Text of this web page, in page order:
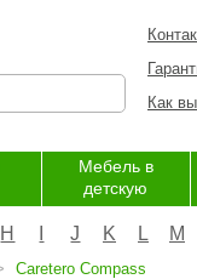
Как
Мебель в
детскую
H J K L M
Caretero Compass